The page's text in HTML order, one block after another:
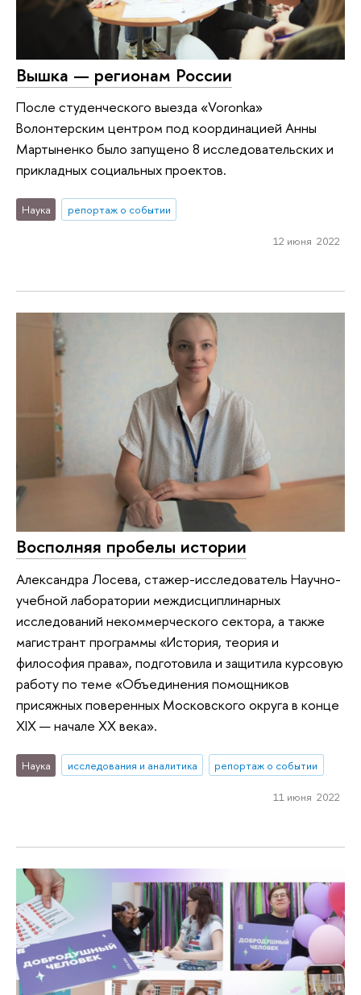
Вышка — регионам России
После студенческого выезда «Voronka»
Волонтерским центром под координацией Анны
Мартыненко было запущено 8 исследовательских и
прикладных социальных проектов.
Наука репортаж о событии
12 июня 2022
Восполняя пробелы истории
Александра Лосева, стажер-исследователь Научно-
учебной лаборатории междисциплинарных
исследований некоммерческого сектора, а также
магистрант программы «История, теория и
философия права», подготовила и защитила курсовую
работу по теме «Объединения помощников
присяжных поверенных Московского округа в конце
XIX — начале XX века».
Наука исследования и аналитика репортаж о событии
11 июня 2022